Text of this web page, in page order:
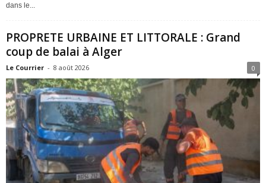
dans le...
PROPRETE URBAINE ET LITTORALE : Grand
coup de balai à Alger
Le Courrier - 8 août 2026 0